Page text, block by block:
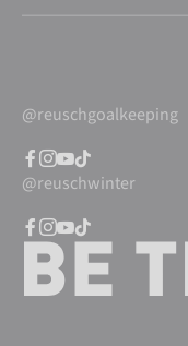
@reuschgoalkeeping
@reuschwinter